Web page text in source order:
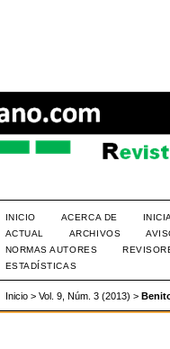
INICIO ACERCA DE
ACTUAL
ARCHIVOS
NORMAS AUTORES
ESTADÍSTICAS
Inicio> Vol. 9, Núm. 3 (2013) >